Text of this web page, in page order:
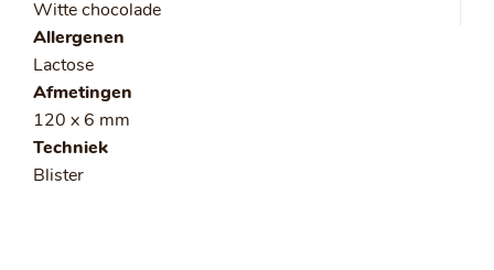
Witte chocolade
Allergenen
Lactose
Afmetingen
120 x 6 mm
Techniek
Blister